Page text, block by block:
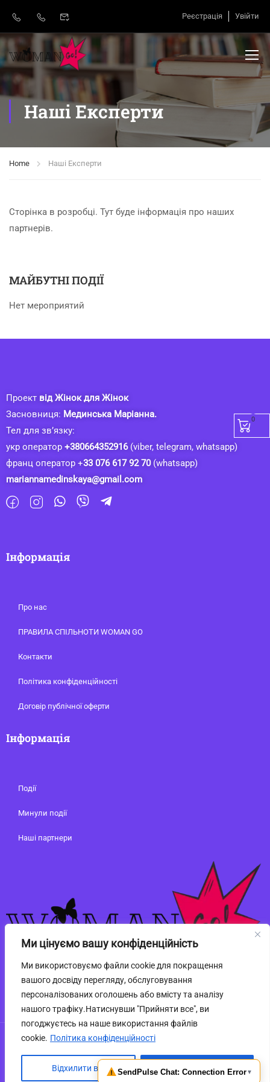
Ми цінуємо вашу конфіденційність
Ми використовуємо файли cookie для покращення
вашого досвіду перегляду, обслуговування
персоналізованих оголошень або вмісту та аналізу
нашого трафіку.Натиснувши "Прийняти все", ви
погоджуєтесь на наше використання файлів
cookie. Політика конфіденційності
Відхилити всі Прийняти всі
Реєстрація Увійти
Наші Експерти
Home Наші Експерти
Сторінка в розробці. Тут буде інформація про наших
партнерів.
МАЙБУТНІ ПОДІЇ
Нет мероприятий
Проект від Жінок для Жінок
Засновниця: Мединська Маріанна.
Тел для зв’язку:
укр оператор +380664352916(viber, telegram, whatsapp)
франц оператор +33 076 617 92 70(whatsapp)
mariannamedinskaya@gmail.com
Інформація
Про нас
ПРАВИЛА СПІЛЬНОТИ WOMAN GO
Контакти
Політика конфіденційності
Договір публічної оферти
Інформація
Події
Минули події
Наші партнери
powered byWeb-market.top
0